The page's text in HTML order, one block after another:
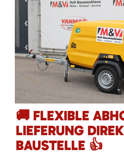
🚚 FLEXIBLE
LIEFERUNG
BAUSTELLE 👍